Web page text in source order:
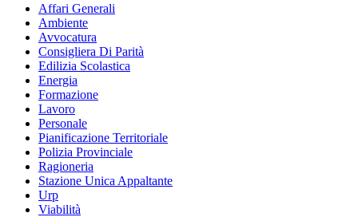
Affari Generali
Ambiente
Avvocatura
Consigliera Di Parità
Edilizia Scolastica
Energia
Formazione
Lavoro
Personale
Pianificazione Territoriale
Polizia Provinciale
Ragioneria
Stazione Unica Appaltante
Urp
Viabilità